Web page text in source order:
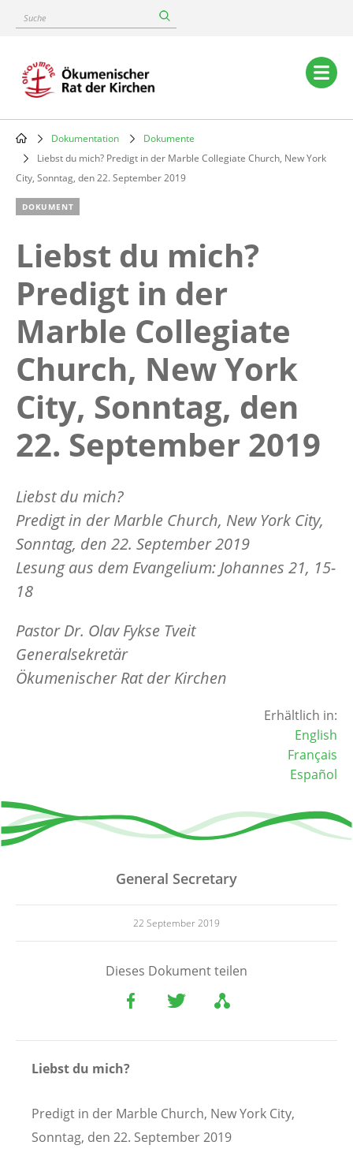
content
Suche
Main
navigation
Breadcrumb
Dokumentation
Dokumente
Liebst du mich? Predigt in der Marble Collegiate Church, New York
City, Sonntag, den 22. September 2019
DOKUMENT
Liebst du mich?
Predigt in der
Marble Collegiate
Church, New York
City, Sonntag, den
22. September 2019
Liebst du mich?
Predigt in der Marble Church, New York City,
Sonntag, den 22. September 2019
Lesung aus dem Evangelium: Johannes 21, 15-
18
Pastor Dr. Olav Fykse Tveit
Generalsekretär
Ökumenischer Rat der Kirchen
Erhältlich in:
English
Français
Español
General Secretary
22 September 2019
Dieses Dokument teilen
Liebst du mich?
Predigt in der Marble Church, New York City,
Sonntag, den 22. September 2019